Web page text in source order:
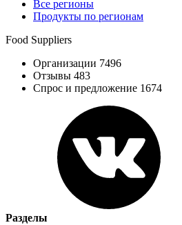
Все регионы
Продукты по регионам
Food Suppliers
Организации 7496
Отзывы 483
Спрос и предложение 1674
Разделы